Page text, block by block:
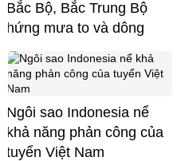
Bắc Bộ, Bắc Trung Bộ
hứng mưa to và dông
Ngôi sao Indonesia nể
khả năng phản công của
tuyển Việt Nam